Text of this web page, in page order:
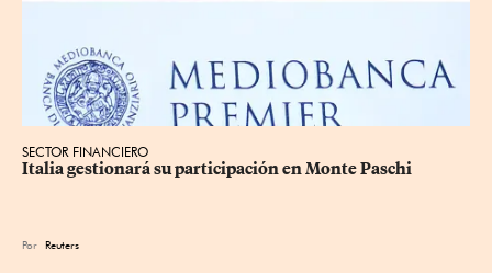
SECTOR FINANCIERO
Italia gestionará su participación en Monte Paschi
Por Reuters